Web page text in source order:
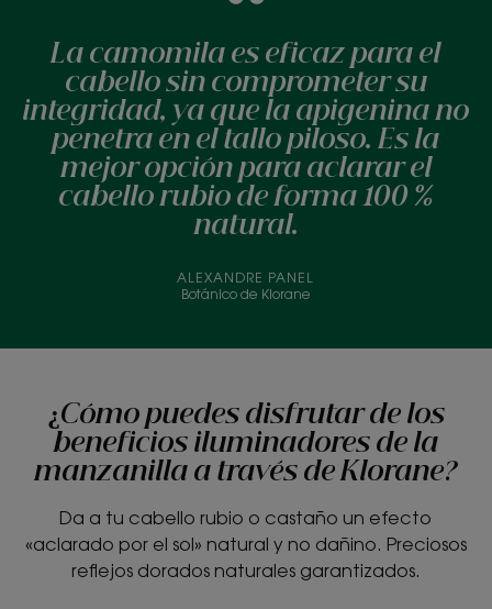
La camomila es eficaz para el
cabello sin comprometer su
integridad, ya que la apigenina no
penetra en el tallo piloso. Es la
mejor opción para aclarar el
cabello rubio de forma 100 %
natural.
ALEXANDRE PANEL
Botánico de Klorane
¿Cómo puedes disfrutar de los
beneficios iluminadores de la
manzanilla a través de Klorane?
Da a tu cabello rubio o castaño un efecto
«aclarado por el sol» natural y no dañino. Preciosos
reflejos dorados naturales garantizados.